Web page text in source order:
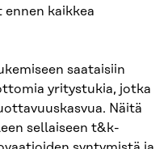
kaikkea
saataisiin
yritystukia, jotka
Näitä
sellaiseen t&k-